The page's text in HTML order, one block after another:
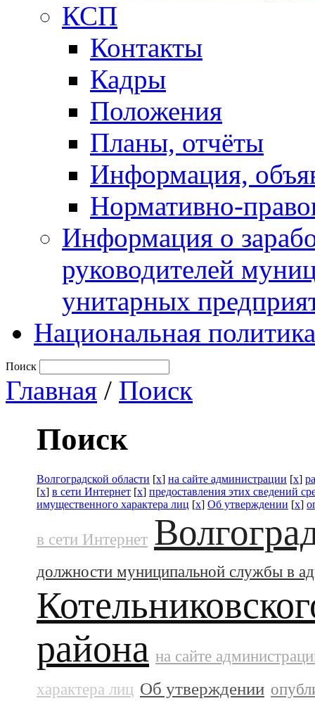
КСП
Контакты
Кадры
Положения
Планы, отчёты
Информация,
Нормативно-
Информация о
руководителей
унитарных
Национальная политика
Поиск
Главная / Поиск
Поиск
Волгоградской области [x] на сайте администрации [x]
[x] в сети Интернет [x] предоставления этих сведений
имущественного характера лиц [x] Об утверждении [x]
в сети Интернет
должности муниципальной службы в
района на сайте
характера лиц Об утверждении